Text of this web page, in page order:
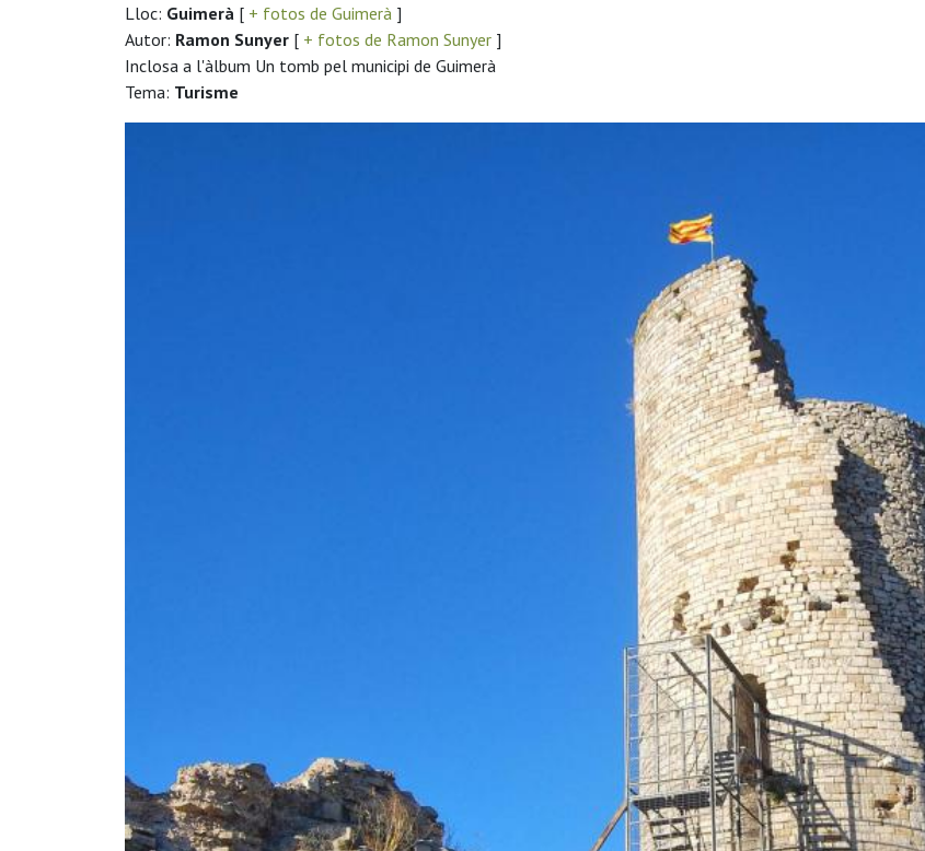
Lloc: Guimerà [ + fotos de Guimerà ]
Autor: Ramon Sunyer [ + fotos de Ramon Sunyer ]
Inclosa a l'àlbum Un tomb pel municipi de Guimerà
Tema: Turisme